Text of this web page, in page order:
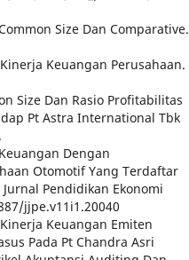
Size Dan Comparative.
Keuangan Perusahaan.
Size Dan Rasio Profitabilitas
Pt Astra International Tbk
Dengan
Otomotif Yang Terdaftar
Pendidikan Ekonomi
jjpe.v11i1.20040
Keuangan Emiten
Pada Pt Chandra Asri